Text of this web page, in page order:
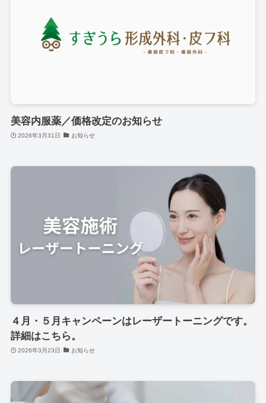
美容内服薬／価格改定のお知らせ
2026年3月31日 お知らせ
４月・５月キャンペーンはレーザートーニングです。
詳細はこちら。
2026年3月23日 お知らせ